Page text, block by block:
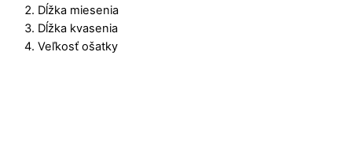
Dĺžka miesenia
Dĺžka kvasenia
Veľkosť ošatky